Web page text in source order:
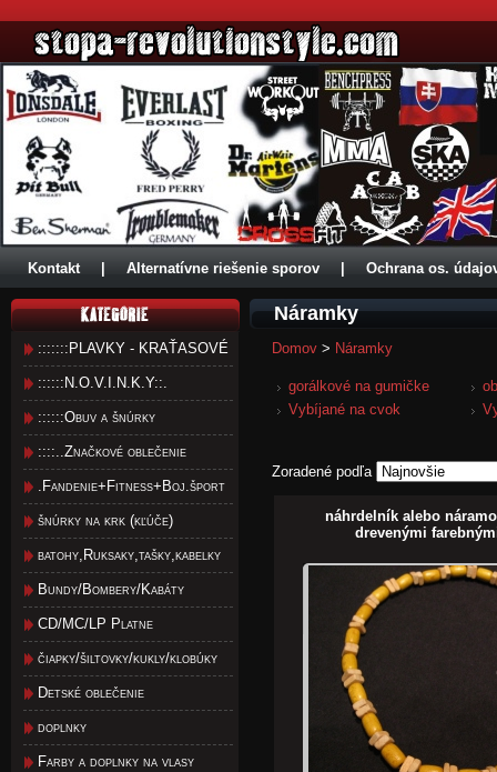
Kontakt Alternatívne riešenie sporov Ochrana os.
:::::::PLAVKY - KRAŤASOVÉ
::::::N.O.V.I.N.K.Y::.
::::::Obuv a šnúrky
::::..Značkové oblečenie
.Fandenie+Fitness+Boj.šport
šnúrky na krk (kľúče)
batohy,Ruksaky,tašky,kabelky
Bundy/Bombery/Kabáty
CD/MC/LP Platne
čiapky/šiltovky/kukly/klobúky
Detské oblečenie
doplnky
Farby a doplnky na vlasy
Náramky
Domov > Náramky
gorálkové na gumičke
Vybíjané na cvok
Zoradené podľa
náhrdelník alebo
drevenými